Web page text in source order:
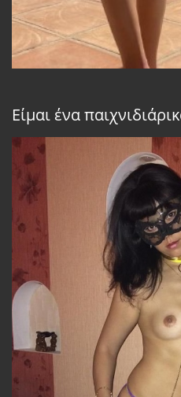
Είμαι ένα